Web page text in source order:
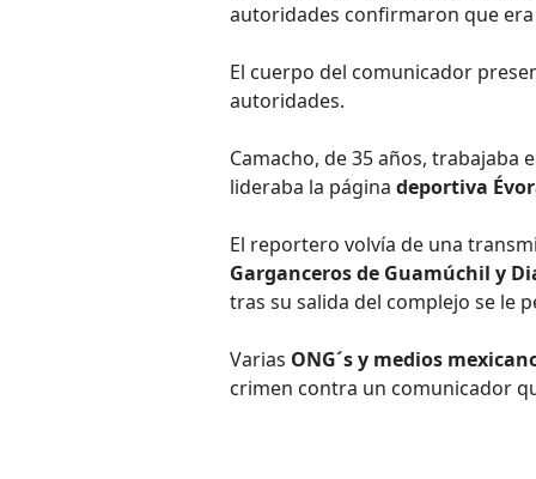
autoridades confirmaron que
El cuerpo del comunicador
autoridades.
Camacho, de 35 años, trabajaba
lideraba la página deportiva
El reportero volvía de una
Garganceros de Guamúchil y
tras su salida del complejo se le
Varias ONG´s y medios
crimen contra un comunicador